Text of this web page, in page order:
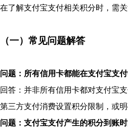
在了解支付宝支付相关积分时，需
（一）常见问题解答
问题：所有信用卡都能在支付宝支
回答：并非所有信用卡都对支付宝
第三方支付消费设置积分限制，或
问题：支付宝支付产生的积分到账